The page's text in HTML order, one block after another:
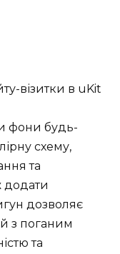
візитки в uKit
фони будь-
схему,
та
додати
дозволяє
з поганим
та